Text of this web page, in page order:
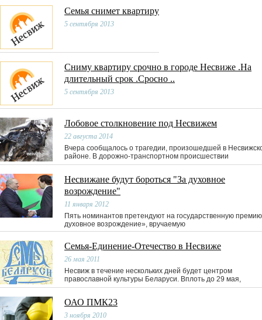
Семья снимет квартиру
5 сентября 2013
Сниму квартиру срочно в городе Несвиже .На
длительный срок .Сросно ..
5 сентября 2013
Лобовое столкновение под Несвижем
22 августа 2014
Вчера сообщалось о трагедии, произошедшей в
районе. В дорожно-транспортном происшествии
Несвижане будут бороться "За духовное
возрождение"
11 января 2012
Пять номинантов претендуют на государственную
духовное возрождение», вручаемую
Семья-Единение-Отечество в Несвиже
26 мая 2011
Несвиж в течение нескольких дней будет центром
православной культуры Беларуси. Вплоть до 29 мая,
ОАО ПМК23
3 ноября 2010